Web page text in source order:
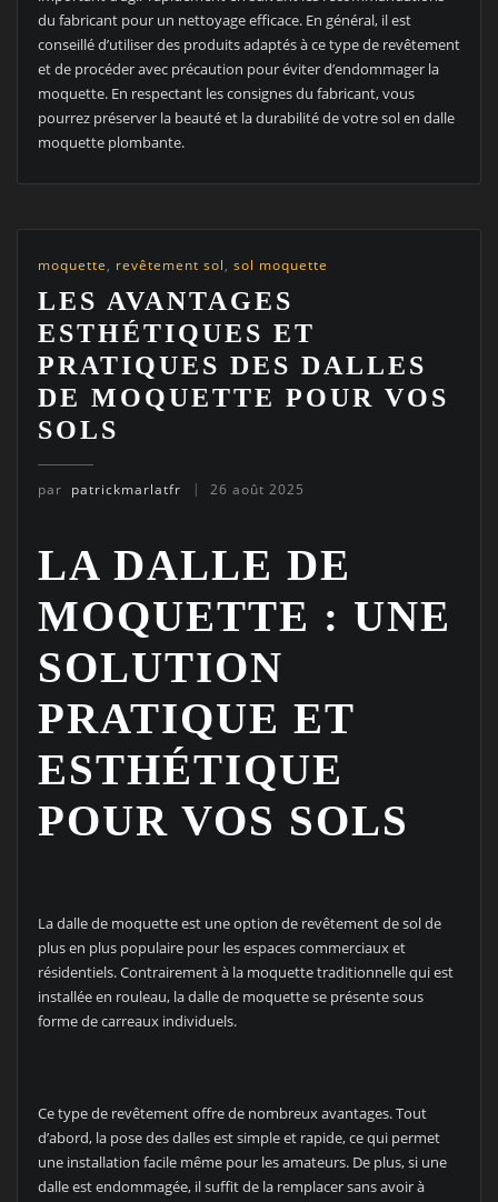
du fabricant pour un nettoyage efficace. En général, il est
conseillé d’utiliser des produits adaptés à ce type de revêtement
et de procéder avec précaution pour éviter d’endommager la
moquette. En respectant les consignes du fabricant, vous
pourrez préserver la beauté et la durabilité de votre sol en dalle
moquette plombante.
moquette, revêtement sol, sol moquette
LES AVANTAGES
ESTHÉTIQUES ET
PRATIQUES DES DALLES
DE MOQUETTE POUR VOS
SOLS
par patrickmarlatfr 26 août 2025
LA DALLE DE
MOQUETTE : UNE
SOLUTION
PRATIQUE ET
ESTHÉTIQUE
POUR VOS SOLS
La dalle de moquette est une option de revêtement de sol de
plus en plus populaire pour les espaces commerciaux et
résidentiels. Contrairement à la moquette traditionnelle qui est
installée en rouleau, la dalle de moquette se présente sous
forme de carreaux individuels.
Ce type de revêtement offre de nombreux avantages. Tout
d’abord, la pose des dalles est simple et rapide, ce qui permet
une installation facile même pour les amateurs. De plus, si une
dalle est endommagée, il suffit de la remplacer sans avoir à